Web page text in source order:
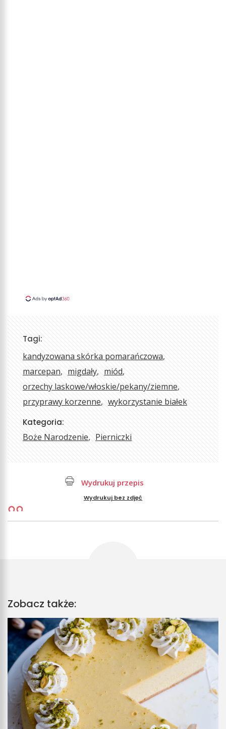
Tagi:
kandyzowana skórka pomarańczowa
marcepan
migdały
miód
orzechy laskowe/włoskie/pekany/ziemne
przyprawy korzenne
wykorzystanie białek
Kategoria:
Boże Narodzenie Pierniczki
Wydrukuj przepis
Wydrukuj bez zdjęć
Zobacz także: